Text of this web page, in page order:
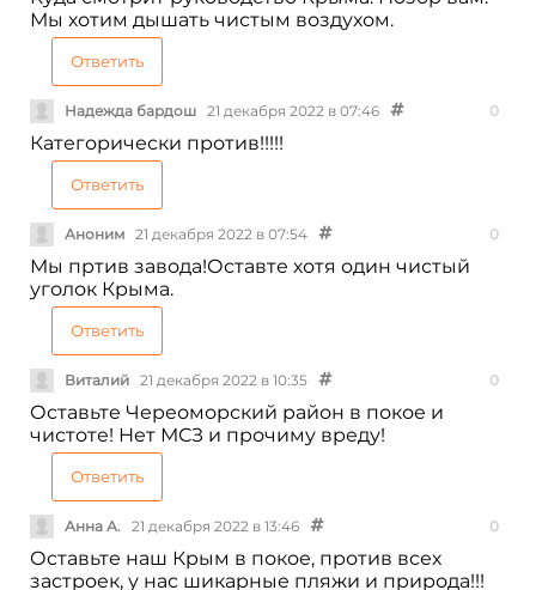
Мы хотим дышать чистым воздухом.
Ответить
Надежда бардош 21 декабря 2022 в 07:46 0
Категорически против!!!!!
Ответить
Аноним 21 декабря 2022 в 07:54 0
Мы пртив завода!Оставте хотя один чистый
уголок Крыма.
Ответить
Виталий 21 декабря 2022 в 10:35 0
Оставьте Череоморский район в покое и
чистоте! Нет МСЗ и прочиму вреду!
Ответить
Анна А. 21 декабря 2022 в 13:46 0
Оставьте наш Крым в покое, против всех
застроек, у нас шикарные пляжи и природа!!!